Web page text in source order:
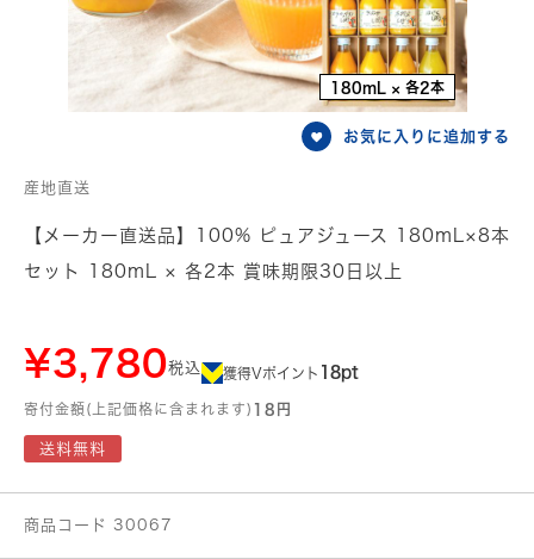
180mL × 各2本
お気に入りに追加する
産地直送
【メーカー直送品】100% ピュアジュース 180mL×8本
セット 180mL × 各2本 賞味期限30日以上
¥3,780税込 獲得Vポイント 18pt
寄付金額(上記価格に含まれます) 18円
送料無料
商品コード 30067